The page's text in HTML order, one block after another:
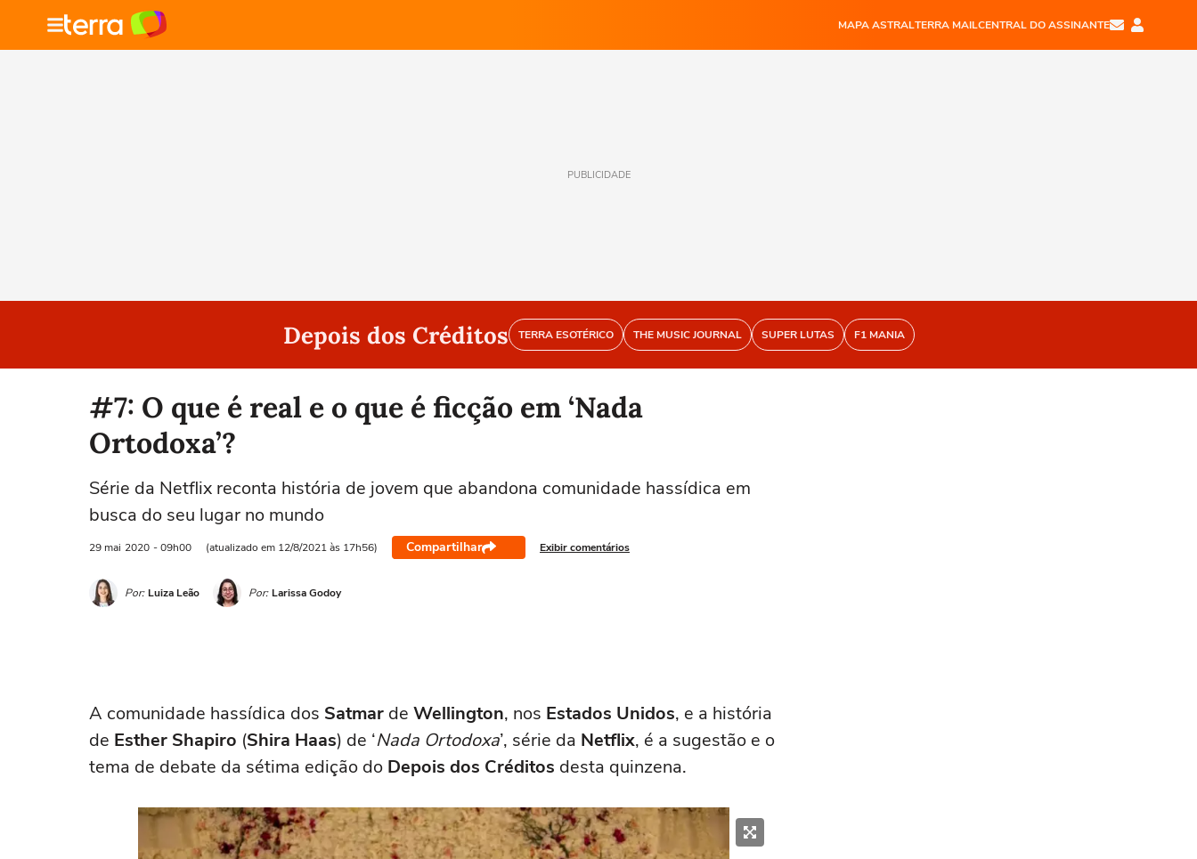
MAPA ASTRALTERRA MAILCENTRAL DO ASSINANTE
PUBLICIDADE
Depois dos Créditos TERRA ESOTÉRICO THE MUSIC JOURNAL SUPER LUTAS F1 MANIA
#7: O que é real e o que é ficção em ‘Nada
Ortodoxa’?
Série da Netflix reconta história de jovem que abandona comunidade hassídica em
busca do seu lugar no mundo
29 mai 2020 - 09h00 (atualizado em 12/8/2021 às 17h56) Compartilhar Exibir comentários
Por: Luiza Leão Por: Larissa Godoy
A comunidade hassídica dos Satmar de Wellington, nos Estados Unidos, e a história
de Esther Shapiro (Shira Haas) de ‘Nada Ortodoxa’, série da Netflix, é a sugestão e o
tema de debate da sétima edição do Depois dos Créditos desta quinzena.